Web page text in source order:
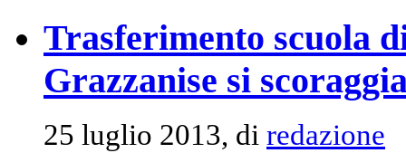
Trasferimento scuola
Grazzanise si
25 luglio 2013, di redazione